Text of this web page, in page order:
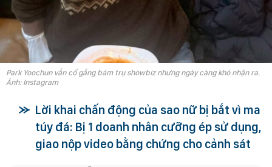
Park Yoochun vẫn cố gắng bám trụ showbiz nhưng ngày càng khó nhận ra.
Ảnh: Instagram
Lời khai chấn động của sao nữ bị bắt vì ma
túy đá: Bị 1 doanh nhân cưỡng ép sử dụng,
giao nộp video bằng chứng cho cảnh sát